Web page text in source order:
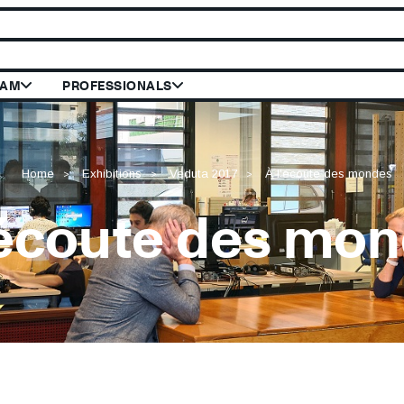
site du
PROFESSIONALS
Home Exhibitions Veduta 2017 À l'écoute des mondes
des